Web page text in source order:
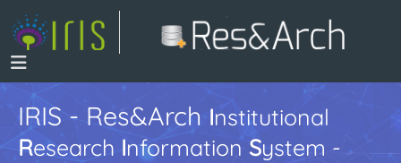
IRIS - Res&ArchInstitutional
Research InformationSystem -